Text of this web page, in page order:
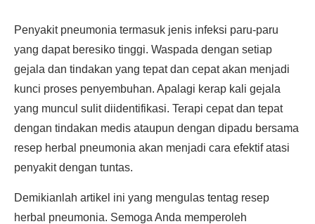
Penyakit pneumonia termasuk jenis infeksi paru-paru
yang dapat beresiko tinggi. Waspada dengan setiap
gejala dan tindakan yang tepat dan cepat akan menjadi
kunci proses penyembuhan. Apalagi kerap kali gejala
yang muncul sulit diidentifikasi. Terapi cepat dan tepat
dengan tindakan medis ataupun dengan dipadu bersama
resep herbal pneumonia akan menjadi cara efektif atasi
penyakit dengan tuntas.
Demikianlah artikel ini yang mengulas tentag resep
herbal pneumonia. Semoga Anda memperoleh